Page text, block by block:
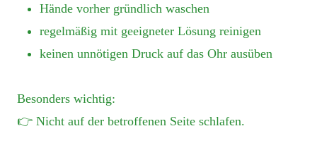
Hände vorher gründlich waschen
regelmäßig mit geeigneter Lösung reinigen
keinen unnötigen Druck auf das Ohr ausüben
Besonders wichtig:
👉 Nicht auf der betroffenen Seite schlafen.